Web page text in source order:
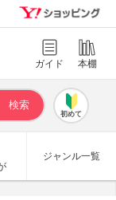
ガイド 本棚
初めて
ジャンル一覧